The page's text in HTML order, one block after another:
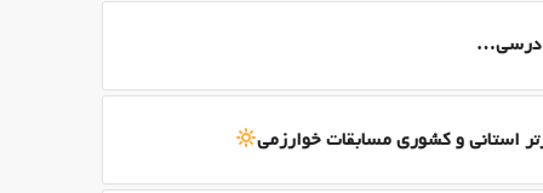
درسی…
استانی و کشوری مسابقات خوارزمی